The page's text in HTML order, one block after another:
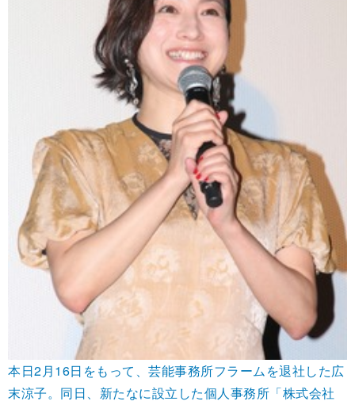
本日2月16日をもって、芸能事務所フラームを退社した広
末涼子。同日、新たなに設立した個人事務所「株式会社